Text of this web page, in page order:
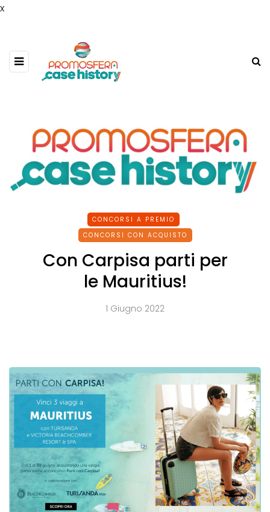
x
CONCORSI A PREMIO
CONCORSI CON ACQUISTO
Con Carpisa parti per
le Mauritius!
1 Giugno 2022